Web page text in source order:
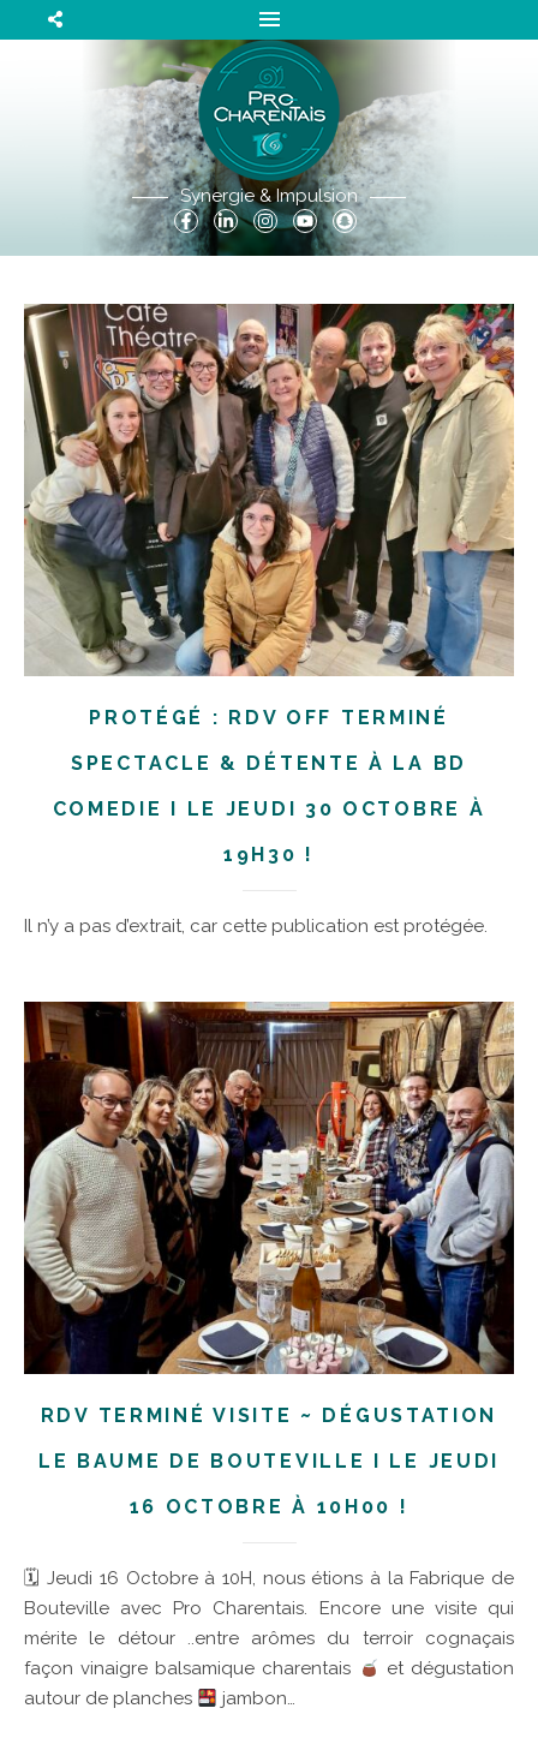
Synergie & Impulsion
PROTÉGÉ : RDV OFF TERMINÉ
SPECTACLE & DÉTENTE À LA BD
COMEDIE I LE JEUDI 30 OCTOBRE À
19H30 !
Il n’y a pas d’extrait, car cette publication est protégée.
RDV TERMINÉ VISITE ~ DÉGUSTATION
LE BAUME DE BOUTEVILLE I LE JEUDI
16 OCTOBRE À 10H00 !
🗓 Jeudi 16 Octobre à 10H, nous étions à la Fabrique de
Bouteville avec Pro Charentais. Encore une visite qui
mérite le détour ..entre arômes du terroir cognaçais
façon vinaigre balsamique charentais
et dégustation
autour de planches
jambon…